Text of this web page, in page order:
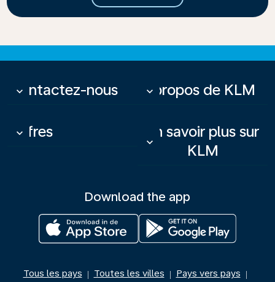
Contactez-nous
keyboard_arrow_down À propos de KLM
keyboard_arrow_down
Offres
keyboard_arrow_down
En savoir plus sur
KLM
keyboard_arrow_down
Download the app
Tous les pays | Toutes les villes | Pays vers pays |